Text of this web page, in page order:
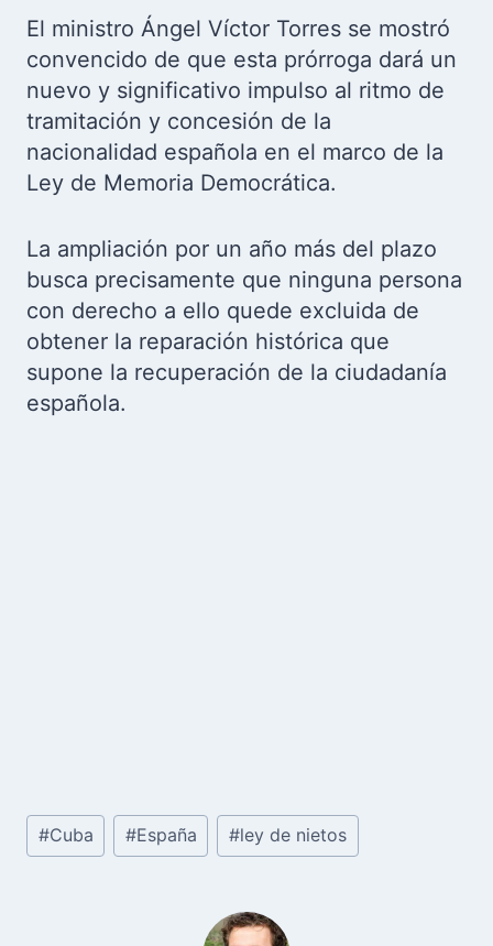
El ministro Ángel Víctor Torres se mostró
convencido de que esta prórroga dará un
nuevo y significativo impulso al ritmo de
tramitación y concesión de la
nacionalidad española en el marco de la
Ley de Memoria Democrática.
La ampliación por un año más del plazo
busca precisamente que ninguna persona
con derecho a ello quede excluida de
obtener la reparación histórica que
supone la recuperación de la ciudadanía
española.
Etiquetas
de
#Cuba #España #ley de nietos